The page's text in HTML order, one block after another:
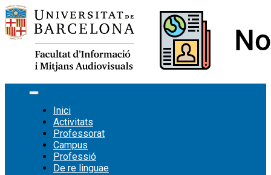
Vés
al
contingut
Inici
Activitats
Professorat
Campus
Professió
De re linguae